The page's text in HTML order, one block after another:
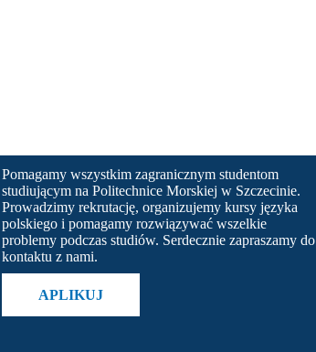
Pomagamy wszystkim zagranicznym studentom
studiującym na Politechnice Morskiej w Szczecinie.
Prowadzimy rekrutację, organizujemy kursy języka
polskiego i pomagamy rozwiązywać wszelkie
problemy podczas studiów. Serdecznie zapraszamy do
kontaktu z nami.
APLIKUJ